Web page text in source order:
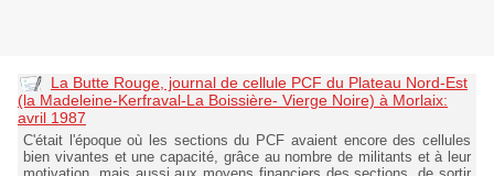
La Butte Rouge, journal de cellule PCF du Plateau Nord-Est
(la Madeleine-Kerfraval-La Boissière- Vierge Noire) à Morlaix:
avril 1987
C'était l'époque où les sections du PCF avaient encore des cellules
bien vivantes et une capacité, grâce au nombre de militants et à leur